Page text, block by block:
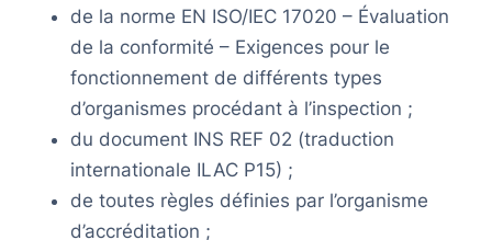
de la norme EN ISO/IEC 17020 – Évaluation
de la conformité – Exigences pour le
fonctionnement de différents types
d’organismes procédant à l’inspection ;
du document INS REF 02 (traduction
internationale ILAC P15) ;
de toutes règles définies par l’organisme
d’accréditation ;